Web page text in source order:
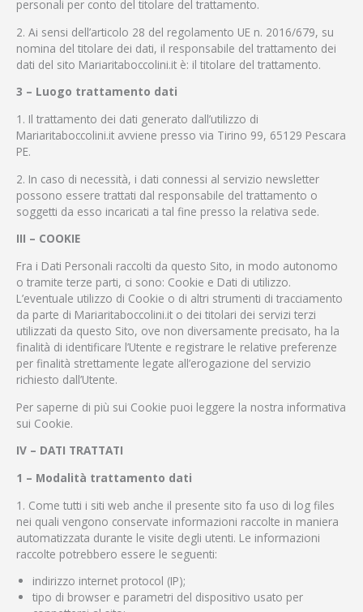
personali per conto del titolare del trattamento.
2. Ai sensi dell’articolo 28 del regolamento UE n. 2016/679, su
nomina del titolare dei dati, il responsabile del trattamento dei
dati del sito Mariaritaboccolini.it è: il titolare del trattamento.
3 – Luogo trattamento dati
1. Il trattamento dei dati generato dall’utilizzo di
Mariaritaboccolini.it avviene presso via Tirino 99, 65129 Pescara
PE.
2. In caso di necessità, i dati connessi al servizio newsletter
possono essere trattati dal responsabile del trattamento o
soggetti da esso incaricati a tal fine presso la relativa sede.
III – COOKIE
Fra i Dati Personali raccolti da questo Sito, in modo autonomo
o tramite terze parti, ci sono: Cookie e Dati di utilizzo.
L’eventuale utilizzo di Cookie o di altri strumenti di tracciamento
da parte di Mariaritaboccolini.it o dei titolari dei servizi terzi
utilizzati da questo Sito, ove non diversamente precisato, ha la
finalità di identificare l’Utente e registrare le relative preferenze
per finalità strettamente legate all’erogazione del servizio
richiesto dall’Utente.
Per saperne di più sui Cookie puoi leggere la nostra informativa
sui Cookie.
IV – DATI TRATTATI
1 – Modalità trattamento dati
1. Come tutti i siti web anche il presente sito fa uso di log files
nei quali vengono conservate informazioni raccolte in maniera
automatizzata durante le visite degli utenti. Le informazioni
raccolte potrebbero essere le seguenti:
indirizzo internet protocol (IP);
tipo di browser e parametri del dispositivo usato per